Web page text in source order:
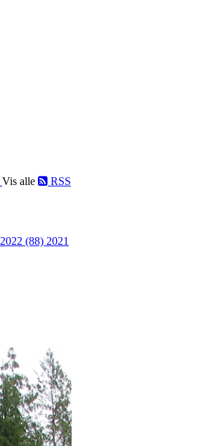
Vis alle RSS
2022 (88) 2021